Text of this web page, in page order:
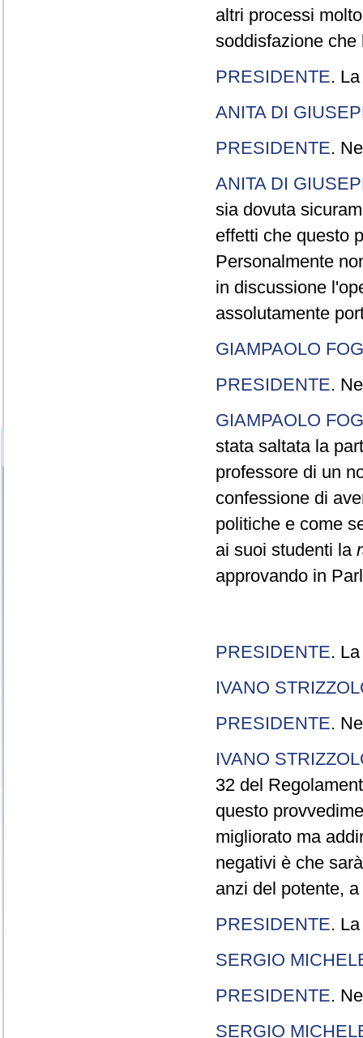
altri processi
soddisfazione che
PRESIDENTE.
ANITA DI
PRESIDENTE.
ANITA DI
sia dovuta
effetti che questo
Personalmente
in discussione
assolutamente
GIAMPAOLO
PRESIDENTE.
GIAMPAOLO
stata saltata la
professore di un
confessione di
politiche e come
ai suoi studenti la
approvando in
PRESIDENTE.
IVANO
PRESIDENTE.
IVANO
32 del
questo
migliorato ma
negativi è che
anzi del potente,
PRESIDENTE.
SERGIO
PRESIDENTE.
SERGIO